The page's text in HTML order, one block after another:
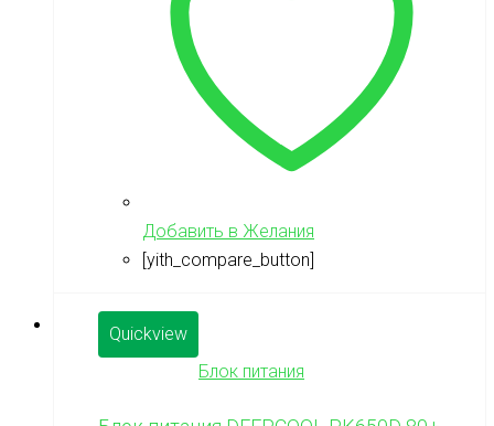
Добавить в Желания
[yith_compare_button]
Quickview
Блок питания